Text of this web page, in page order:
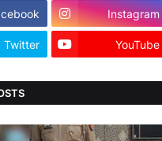
Instagram
Twitter YouTube